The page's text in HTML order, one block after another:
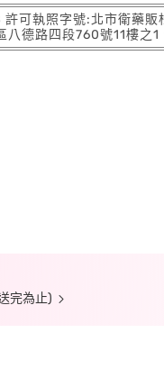
可執照字號:北市衛藥販
八德路四段760號11樓
完為止)